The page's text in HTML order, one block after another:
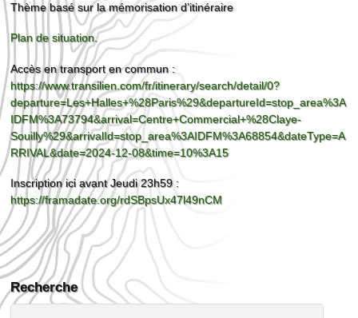
Thème basé sur la mémorisation d’itinéraire
Plan de situation.
Accès en transport en commun :
https://www.transilien.com/fr/itinerary/search/detail/0?
departure=Les+Halles+%28Paris%29&departureId=stop_area%3A
IDFM%3A73794&arrival=Centre+Commercial+%28Claye-
Souilly%29&arrivalId=stop_area%3AIDFM%3A68854&dateType=A
RRIVAL&date=2024-12-08&time=10%3A15
Inscription ici avant Jeudi 23h59 :
https://framadate.org/rdSBpsUx47l49nCM
Recherche